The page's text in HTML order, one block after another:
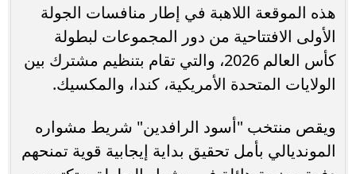
هذه الموقعة اللاهبة في إطار منافسات الجولة
الأولى الافتتاحية من دور المجموعات لبطولة
كأس العالم 2026، والتي تقام بتنظيم مشترك بين
الولايات المتحدة الأمريكية، كندا، والمكسيك.
ويقص منتخب "أسود الرافدين" شريط مشواره
المونديالي بأمل تحقيق بداية إيجابية قوية تمنحهم